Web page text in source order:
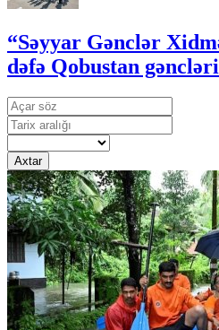
“Səyyar Gənclər
dəfə Qobustan
Axtar